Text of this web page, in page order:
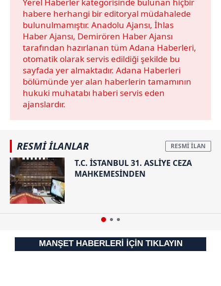
habere herhangi bir editoryal müdahalede
bulunulmamıştır. Anadolu Ajansı, İhlas
Haber Ajansı, Demirören Haber Ajansı
tarafından hazırlanan tüm Adana Haberleri,
otomatik olarak servis edildiği şekilde bu
sayfada yer almaktadır. Adana Haberleri
bölümünde yer alan haberlerin tamamının
hukuki muhatabı haberi servis eden
ajanslardır.
RESMİ İLANLAR
T.C. İSTANBUL 31. ASLİYE CEZA
MAHKEMESİNDEN
MANŞET HABERLERİ İÇİN TIKLAYIN